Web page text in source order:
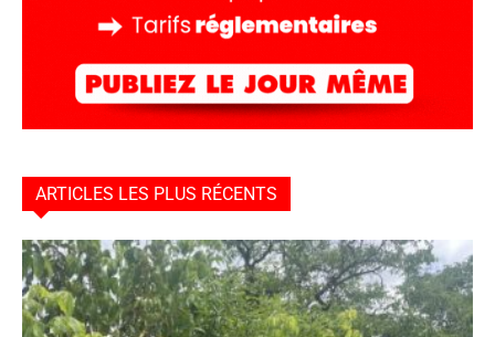
ARTICLES LES PLUS RÉCENTS